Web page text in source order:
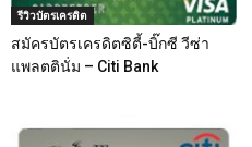
รีวิวบัตรเครดิต
สมัครบัตรเครดิตซิตี้-บิ๊กซี วีซ่า
แพลตตินั่ม – Citi Bank